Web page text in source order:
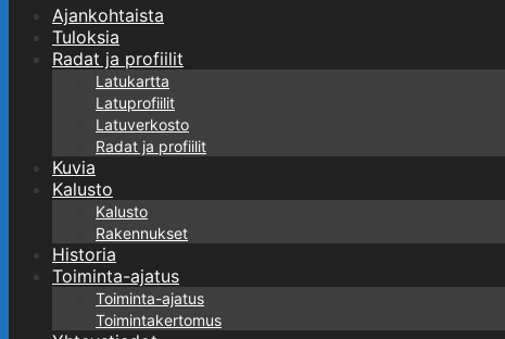
Ajankohtaista
Tuloksia
Radat ja profiilit
Latukartta
Latuprofiilit
Latuverkosto
Radat ja profiilit
Kuvia
Kalusto
Kalusto
Rakennukset
Historia
Toiminta-ajatus
Toiminta-ajatus
Toimintakertomus